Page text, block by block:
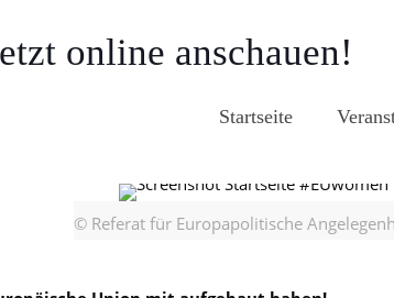
Startseite
online anschauen!
© Referat für Europapolitische